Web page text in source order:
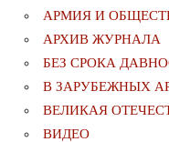
АРМИЯ И
АРХИВ ЖУРНАЛА
БЕЗ СРОКА
В ЗАРУБЕЖНЫХ
ВЕЛИКАЯ
ВИДЕО